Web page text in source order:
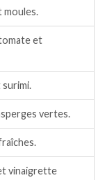
moules.
et
vertes.
vinaigrette